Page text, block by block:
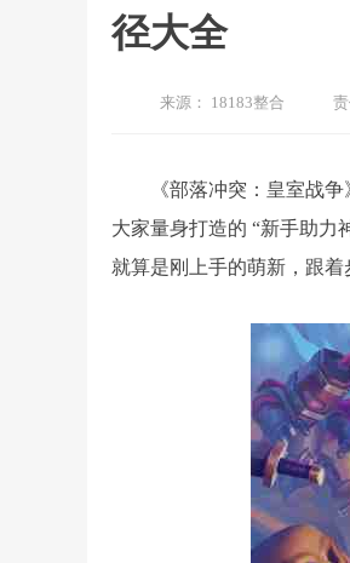
径大全
来源： 18183整合
《部落冲突：皇室战
大家量身打造的 “新手助力
就算是刚上手的萌新，跟